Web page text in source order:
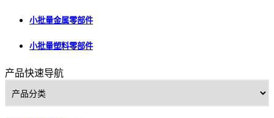
小批量金属零部件
小批量塑料零部件
产品快速导航